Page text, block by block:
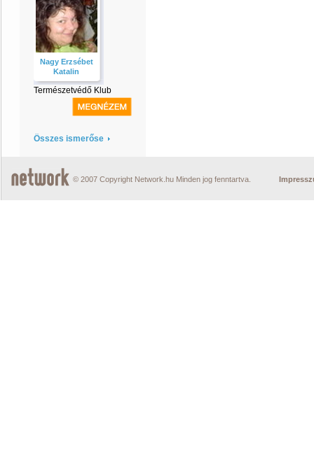
Nagy Erzsébet
Katalin
Természetvédő Klub
Összes ismerőse
© 2007 Copyright Network.hu Minden jog fenntartva.